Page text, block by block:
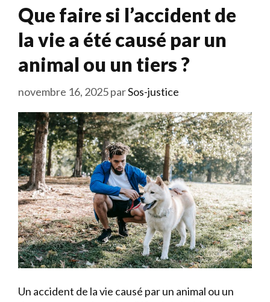
Que faire si l’accident de
la vie a été causé par un
animal ou un tiers ?
novembre 16, 2025parSos-justice
Un accident de la vie causé par un animal ou un